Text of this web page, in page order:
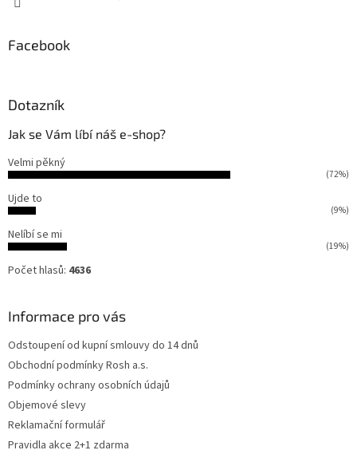
Facebook
Dotazník
Jak se Vám líbí náš e-shop?
Velmi pěkný
(72%)
Ujde to
(9%)
Nelíbí se mi
(19%)
Počet hlasů: 4636
Informace pro vás
Odstoupení od kupní smlouvy do 14 dnů
Obchodní podmínky Rosh a.s.
Podmínky ochrany osobních údajů
Objemové slevy
Reklamační formulář
Pravidla akce 2+1 zdarma